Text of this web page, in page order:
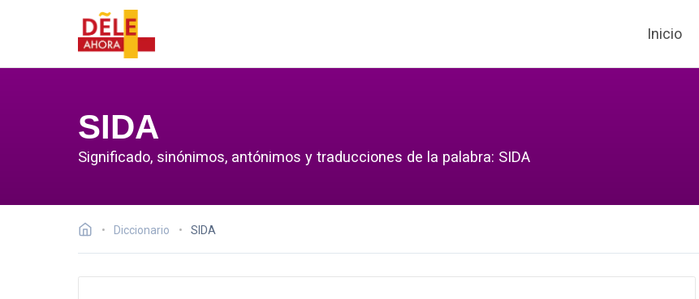
Inicio
SIDA
Significado, sinónimos, antónimos y traducciones de la palabra: SIDA
Diccionario SIDA